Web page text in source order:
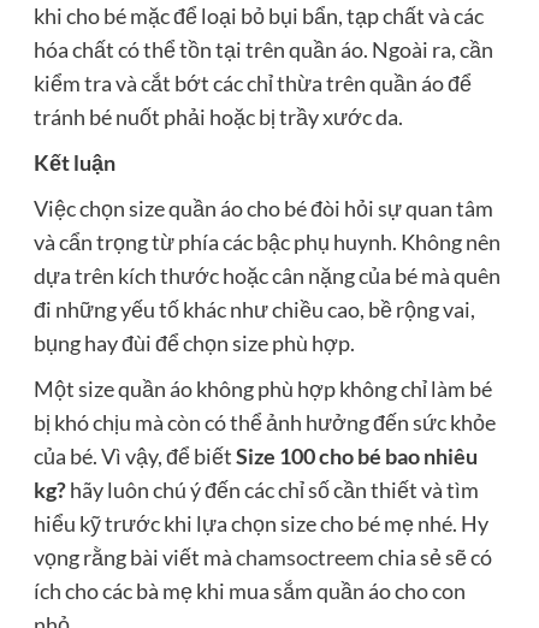
khi cho bé mặc để loại bỏ bụi bẩn, tạp chất và các
hóa chất có thể tồn tại trên quần áo. Ngoài ra, cần
kiểm tra và cắt bớt các chỉ thừa trên quần áo để
tránh bé nuốt phải hoặc bị trầy xước da.
Kết luận
Việc chọn size quần áo cho bé đòi hỏi sự quan tâm
và cẩn trọng từ phía các bậc phụ huynh. Không nên
dựa trên kích thước hoặc cân nặng của bé mà quên
đi những yếu tố khác như chiều cao, bề rộng vai,
bụng hay đùi để chọn size phù hợp.
Một size quần áo không phù hợp không chỉ làm bé
bị khó chịu mà còn có thể ảnh hưởng đến sức khỏe
của bé. Vì vậy, để biếtSize 100 cho bé bao nhiêu
kg?hãy luôn chú ý đến các chỉ số cần thiết và tìm
hiểu kỹ trước khi lựa chọn size cho bé mẹ nhé. Hy
vọng rằng bài viết màchamsoctreemchia sẻ sẽ có
ích cho các bà mẹ khi mua sắm quần áo cho con